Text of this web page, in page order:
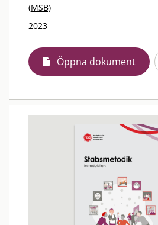
(MSB)
2023
Öppna dokument